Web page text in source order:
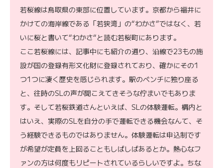
若桜線は鳥取県の東部に位置しています。京都から福井に
かけての海岸線である「若狭湾」の“わかさ”ではなく、若
いに桜と書いて“わかさ“と読む若桜町にあります。
ここ若桜線には、記事中にも紹介の通り、沿線で23もの施
設が国の登録有形文化財に登録されており、確かにその1
つ1つに凄く歴史を感じられます。駅のベンチに独り座る
と、往時のSLの声が聞こえてきそうな佇まいでもありま
す。そして若桜鉄道さんといえば、SLの体験運転。構内と
はいえ、実際のSLを自分の手で運転できる機会なんて、そ
う経験できるものではありません。体験運転は申込制です
が希望が定員を上回ることもしばしばあるとか。熱心なフ
ァンの方は何度もリピートされているらしいですよ。ちな